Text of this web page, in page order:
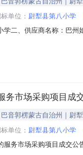
单位： 尉犁县第八小学
学二、供应商名称：巴
联系方式1、采购人名称
务市场采购项目成
音郭楞蒙古自治州｜尉
单位： 尉犁县第八小学
服务市场采购项目成交